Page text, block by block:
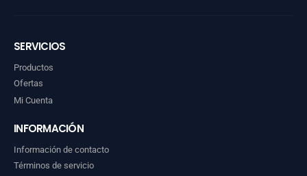
SERVICIOS
Productos
Ofertas
Mi Cuenta
INFORMACIÓN
Información de contacto
Términos de servicio